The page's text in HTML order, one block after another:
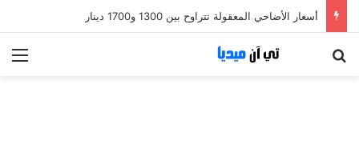
أسعار الأضاحي المعقولة تتراوح بين 1300 و1700 دينار